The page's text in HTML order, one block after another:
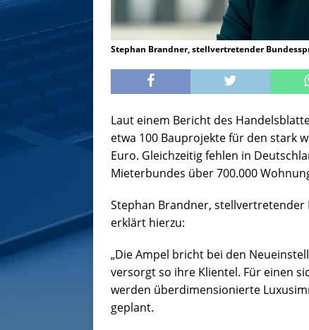
Stephan Brandner, stellvertretender
Laut einem Bericht des
etwa 100 Bauprojekte für den stark
Euro. Gleichzeitig fehlen in
Mieterbundes über 700.000
Stephan Brandner,
erklärt hierzu:
„Die Ampel bricht bei den
versorgt so ihre Klientel. Für einen
werden überdimensionierte
geplant.